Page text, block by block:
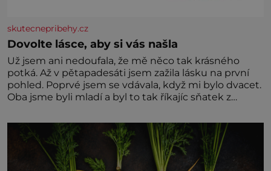
skutecnepribehy.cz
Dovolte lásce, aby si vás našla
Už jsem ani nedoufala, že mě něco tak krásného
potká. Až v pětapadesáti jsem zažila lásku na první
pohled. Poprvé jsem se vdávala, když mi bylo dvacet.
Oba jsme byli mladí a byl to tak říkajíc sňatek z
zaopatřený mladý muž. Manželství nám oběma moc
nesvědčilo, brzy jsme zjistili, že